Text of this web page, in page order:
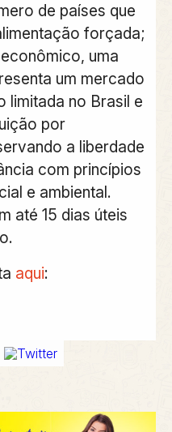
de países que
forçada;
uma
um mercado
limitada no Brasil e
por
a liberdade
com princípios
e ambiental.
até 15 dias úteis
aqui: